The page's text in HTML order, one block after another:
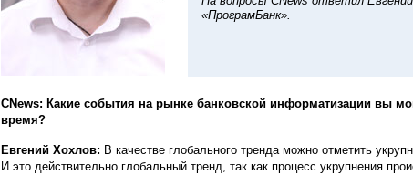
«ПрограмБанк».
CNews: Какие события на рынке банковской информатизации вы
время?
Евгений Хохлов: В качестве глобального тренда можно отметить
И это действительно глобальный тренд, так как процесс укрупнения